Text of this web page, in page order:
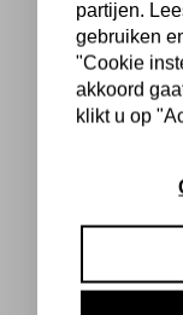
partijen.
gebruiken
"Cookie
akkoord
klikt u op